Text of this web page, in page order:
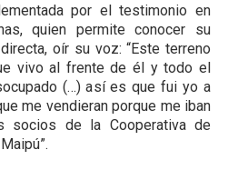
por el testimonio en
quien permite conocer su
oír su voz: “Este terreno
vivo al frente de él y todo el
(…) así es que fui yo a
me vendieran porque me iban
socios de la Cooperativa de